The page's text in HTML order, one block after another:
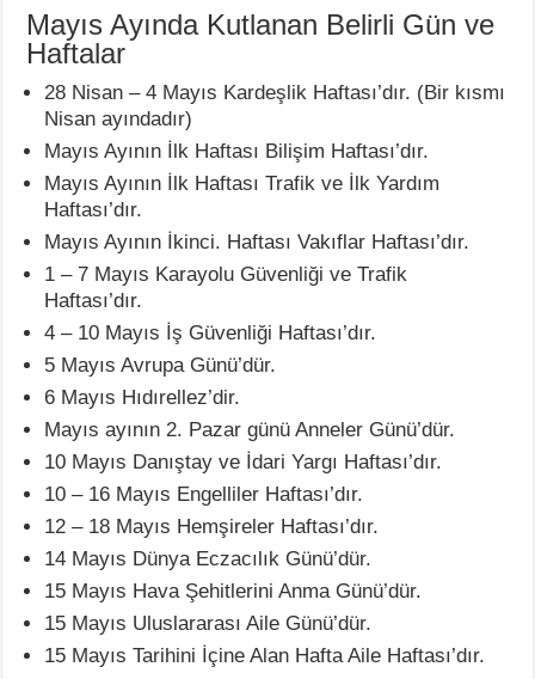
Mayıs Ayında Kutlanan Belirli Gün ve
Haftalar
28 Nisan – 4 Mayıs Kardeşlik Haftası’dır. (Bir kısmı
Nisan ayındadır)
Mayıs Ayının İlk Haftası Bilişim Haftası’dır.
Mayıs Ayının İlk Haftası Trafik ve İlk Yardım
Haftası’dır.
Mayıs Ayının İkinci. Haftası Vakıflar Haftası’dır.
1 – 7 Mayıs Karayolu Güvenliği ve Trafik
Haftası’dır.
4 – 10 Mayıs İş Güvenliği Haftası’dır.
5 Mayıs Avrupa Günü’dür.
6 Mayıs Hıdırellez’dir.
Mayıs ayının 2. Pazar günü Anneler Günü’dür.
10 Mayıs Danıştay ve İdari Yargı Haftası’dır.
10 – 16 Mayıs Engelliler Haftası’dır.
12 – 18 Mayıs Hemşireler Haftası’dır.
14 Mayıs Dünya Eczacılık Günü’dür.
15 Mayıs Hava Şehitlerini Anma Günü’dür.
15 Mayıs Uluslararası Aile Günü’dür.
15 Mayıs Tarihini İçine Alan Hafta Aile Haftası’dır.